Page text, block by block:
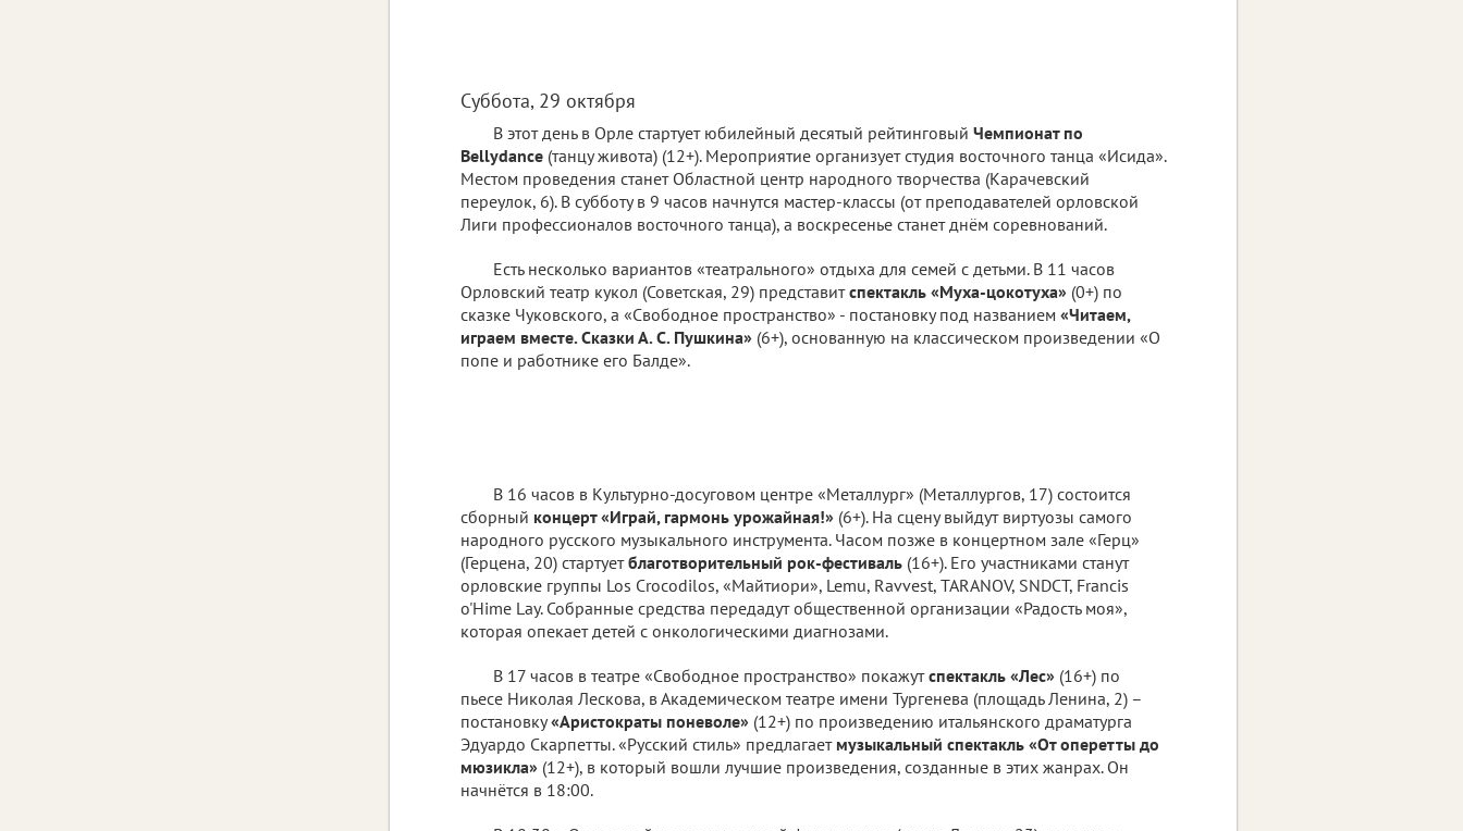
Суббота, 29 октября
В этот день в Орле стартует юбилейный десятый рейтинговый Чемпионат по
Bellydance (танцу живота) (12+). Мероприятие организует студия восточного танца «Исида».
Местом проведения станет Областной центр народного творчества (Карачевский
переулок, 6). В субботу в 9 часов начнутся мастер-классы (от преподавателей орловской
Лиги профессионалов восточного танца), а воскресенье станет днём соревнований.
Есть несколько вариантов «театрального» отдыха для семей с детьми. В 11 часов
Орловский театр кукол (Советская, 29) представитспектакль «Муха-цокотуха» (0+) по
сказке Чуковского, а «Свободное пространство» - постановку под названием «Читаем,
играем вместе. Сказки А. С. Пушкина» (6+), основанную на классическом произведении «О
попе и работнике его Балде».
В 16 часов в Культурно-досуговом центре «Металлург» (Металлургов, 17) состоится
сборный концерт «Играй, гармонь урожайная!» (6+). На сцену выйдут виртуозы самого
народного русского музыкального инструмента. Часом позже в концертном зале «Герц»
(Герцена, 20) стартуетблаготворительный рок-фестиваль (16+). Его участниками станут
орловские группы Los Crocodilos, «Майтиори», Lemu, Ravvest, TARANOV, SNDCT, Francis
o'Hime Lay. Собранные средства передадут общественной организации «Радость моя»,
которая опекает детей с онкологическими диагнозами.
В 17 часов в театре «Свободное пространство» покажутспектакль «Лес» (16+) по
пьесе Николая Лескова, в Академическом театре имени Тургенева (площадь Ленина, 2) –
постановку«Аристократы поневоле» (12+) по произведению итальянского драматурга
Эдуардо Скарпетты. «Русский стиль» предлагает музыкальный спектакль «От оперетты до
мюзикла» (12+), в который вошли лучшие произведения, созданные в этих жанрах. Он
начнётся в 18:00.